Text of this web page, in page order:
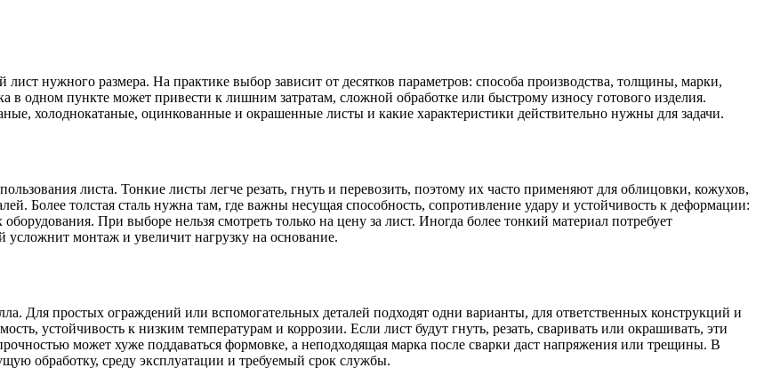
нужного размера. На практике выбор зависит от десятков параметров: способа производства, толщины, марки,
одном пункте может привести к лишним затратам, сложной обработке или быстрому износу готового изделия.
холоднокатаные, оцинкованные и окрашенные листы и какие характеристики действительно нужны для задачи.
листа. Тонкие листы легче резать, гнуть и перевозить, поэтому их часто применяют для облицовки, кожухов,
Более толстая сталь нужна там, где важны несущая способность, сопротивление удару и устойчивость к деформации:
При выборе нельзя смотреть только на цену за лист. Иногда более тонкий материал потребует
усложнит монтаж и увеличит нагрузку на основание.
Для простых ограждений или вспомогательных деталей подходят одни варианты, для ответственных конструкций и
устойчивость к низким температурам и коррозии. Если лист будут гнуть, резать, сваривать или окрашивать, эти
может хуже поддаваться формовке, а неподходящая марка после сварки даст напряжения или трещины. В
обработку, среду эксплуатации и требуемый срок службы.